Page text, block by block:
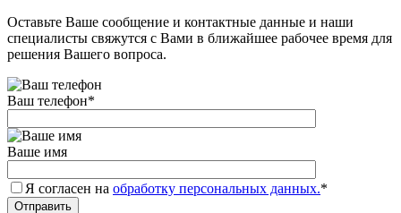
Оставьте Ваше сообщение и контактные данные и наши
специалисты свяжутся с Вами в ближайшее рабочее время для
решения Вашего вопроса.
Ваш телефон*
Ваше имя
Я согласен на обработку персональных данных.*